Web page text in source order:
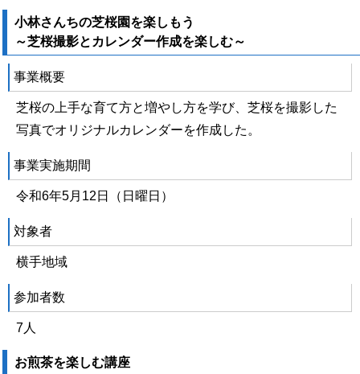
小林さんちの芝桜園を楽しもう
～芝桜撮影とカレンダー作成を楽しむ～
事業概要
芝桜の上手な育て方と増やし方を学び、芝桜を撮影した
写真でオリジナルカレンダーを作成した。
事業実施期間
令和6年5月12日（日曜日）
対象者
横手地域
参加者数
7人
お煎茶を楽しむ講座